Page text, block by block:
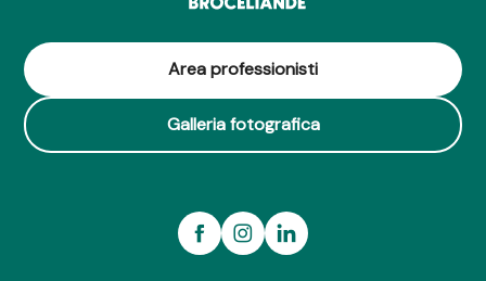
Area professionisti
Galleria fotografica